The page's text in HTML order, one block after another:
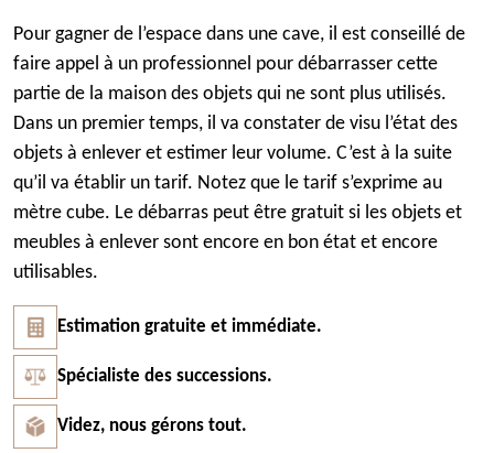
Pour gagner de l’espace dans une cave, il est conseillé de
faire appel à un professionnel pour débarrasser cette
partie de la maison des objets qui ne sont plus utilisés.
Dans un premier temps, il va constater de visu l’état des
objets à enlever et estimer leur volume. C’est à la suite
qu’il va établir un tarif. Notez que le tarif s’exprime au
mètre cube. Le débarras peut être gratuit si les objets et
meubles à enlever sont encore en bon état et encore
utilisables.
Estimation gratuite et immédiate.
Spécialiste des successions.
Videz, nous gérons tout.